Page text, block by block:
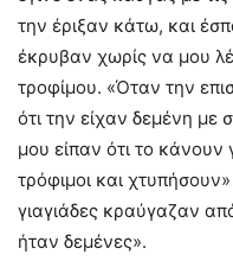
την έριξαν κάτω, και
έκρυβαν χωρίς να μου
τροφίμου. «Όταν την
ότι την είχαν δεμένη με
μου είπαν ότι το
τρόφιμοι και
γιαγιάδες κραύγαζαν
ήταν δεμένες».